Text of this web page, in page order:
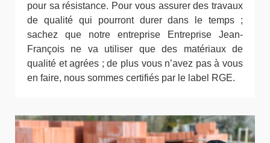
pour sa résistance. Pour vous assurer des travaux
de qualité qui pourront durer dans le temps ;
sachez que notre entreprise Entreprise Jean-
François ne va utiliser que des matériaux de
qualité et agrées ; de plus vous n’avez pas à vous
en faire, nous sommes certifiés par le label RGE.